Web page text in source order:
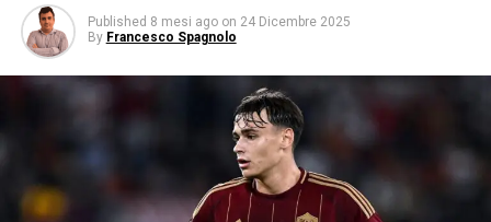
Published 8 mesi ago on 24 Dicembre 2025
By Francesco Spagnolo